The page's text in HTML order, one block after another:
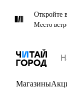
Откройте
Место
Магазины